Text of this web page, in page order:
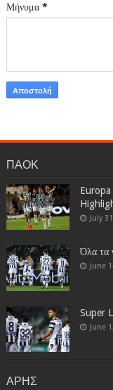
Μήνυμα *
ΠΑΟΚ
July
Όλα τα
June
Super
June
ΑΡΗΣ